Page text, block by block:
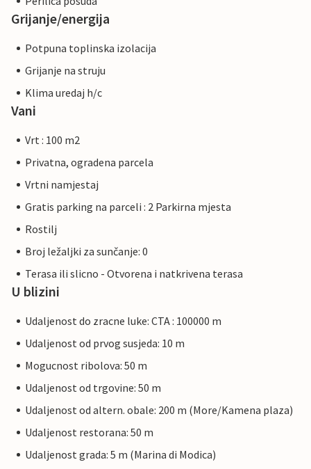
Grijanje/energija
Potpuna toplinska izolacija
Grijanje na struju
Klima uredaj h/c
Vani
Vrt : 100 m2
Privatna, ogradena parcela
Vrtni namjestaj
Gratis parking na parceli : 2 Parkirna mjesta
Rostilj
Broj ležaljki za sunčanje: 0
Terasa ili slicno - Otvorena i natkrivena terasa
U blizini
Udaljenost do zracne luke: CTA : 100000 m
Udaljenost od prvog susjeda: 10 m
Mogucnost ribolova: 50 m
Udaljenost od trgovine: 50 m
Udaljenost od altern. obale: 200 m (More/Kamena plaza)
Udaljenost restorana: 50 m
Udaljenost grada: 5 m (Marina di Modica)